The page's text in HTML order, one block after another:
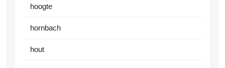
hoogte
hornbach
hout